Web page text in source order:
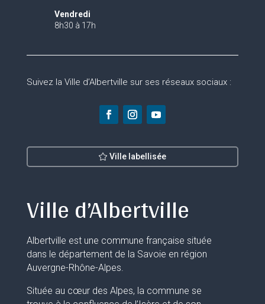
Vendredi
8h30 à 17h
Suivez la Ville d’Albertville sur ses réseaux sociaux :
Ville labellisée
Ville d’Albertville
Albertville est une commune française située
dans le département de la Savoie en région
Auvergne-Rhône-Alpes.
Située au cœur des Alpes, la commune se